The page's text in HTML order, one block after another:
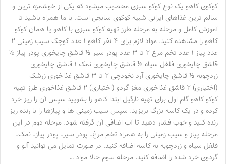
کوکوی کاهو یک نوع کوکو سبزی محصوب میشود که یکی از خوشمزه ترین و
سالم ترین غذاهای ایرانی شبیه کوکوی سابجی است. با ما همراه باشید تا
آموزش کامل و مرحله به مرحله طرز تهیه کوکو سبزی با کاهو یا همان کوکو
کاهو را مشاهده کنید. مواد لازم برای ۴ نفر کاهو ۱ عدد کوچک سیب زمینی ۲
عدد پیاز ۱ عدد تخم مرغ ۲ تا ۳ عدد پودر سیر ½ قاشق چایخوری پودر پیاز ½
قاشق چایخوری فلفل سیاه ½ قاشق چایخوری نمک ۱ قاشق چایخوری
زردچوبه ½ قاشق چایخوری آرد نخودچی ۲ تا ۳ قاشق غذاخوری زرشک
(اختیاری) ۲ قاشق غذاخوری مغز گردو (اختیاری) ۲ قاشق غذاخوری طرز تهیه
کوکو کاهو گام اول برای تهیه نارگیل ابتدا کاهو را بشویید سپس آن را ریز خرد
کرده و در یک کاسه بزرگ بریزید. سپس سیب زمینی ها و پیازها را با رنده ریز
رنده کنید و خوب فشار دهید تا آب اضافی آن گرفته شود. مرحله دوم در این
مرحله پیاز و سیب زمینی را به همراه تخم مرغ، پودر سیر، پودر پیاز، نمک،
فلفل سیاه و زردچوبه به کاسه اضافه کنید. در صورت تمایل می توانید آلو و
گردوی خرد شده را اضافه کنید. مرحله سوم حالا مواد …